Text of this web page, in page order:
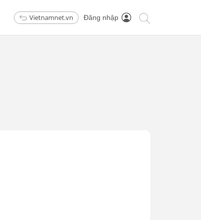
Vietnamnet.vn Đăng nhập